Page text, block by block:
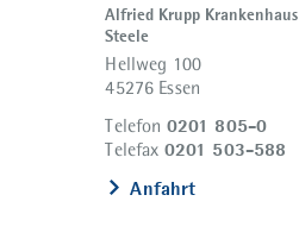
Alfried Krupp Krankenhaus
Steele
Hellweg 100
45276 Essen
Telefon 0201 805-0
Telefax 0201 503-588
Anfahrt